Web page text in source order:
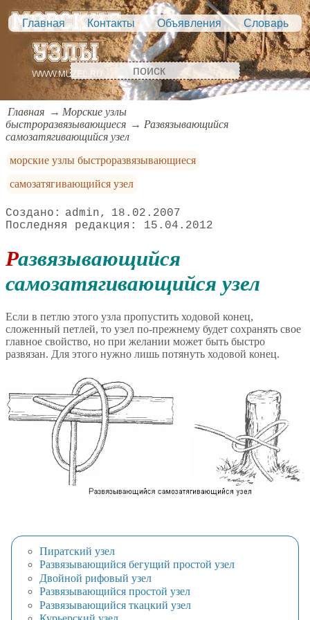
Главная Контакты Объявления Словарь
Главная
Морские узлы
быстроразвязывающиеся
Развязывающийся
самозатягивающийся узел
морские узлы быстроразвязывающиеся
самозатягивающийся узел
admin
18.02.2007
15.04.2012
Развязывающийся
самозатягивающийся узел
Если в петлю этого узла пропустить ходовой конец,
сложенный петлей, то узел по-прежнему будет сохранять свое
главное свойство, но при желании может быть быстро
развязан. Для этого нужно лишь потянуть ходовой конец.
Пиратский узел
Развязывающийся бегущий простой узел
Двойной рифовый узел
Развязывающийся простой узел
Развязывающийся ткацкий узел